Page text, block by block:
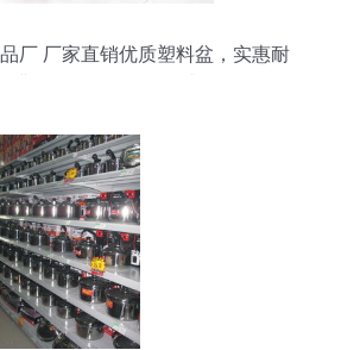
厂 厂家直销优质塑料盆，实惠耐